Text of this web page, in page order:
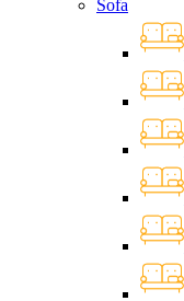
Sofa